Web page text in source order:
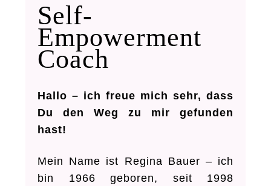
Self-
Empowerment
Coach
Hallo – ich freue mich sehr, dass
Du den Weg zu mir gefunden
hast!
Mein Name ist Regina Bauer – ich
bin 1966 geboren, seit 1998